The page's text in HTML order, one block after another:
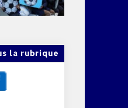
la rubrique